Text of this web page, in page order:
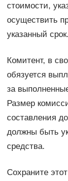
стоимости,
осуществить
указанный срок.
Комитент, в
обязуется
за
Размер
составления
должны быть
средства.
Сохраните